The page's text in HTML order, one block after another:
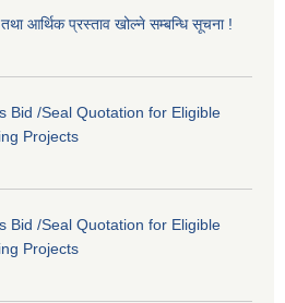
तथा आर्थिक प्रस्ताव खोल्ने सम्बन्धि सूचना !
Bid /Seal Quotation for Eligible
Projects
Bid /Seal Quotation for Eligible
Projects